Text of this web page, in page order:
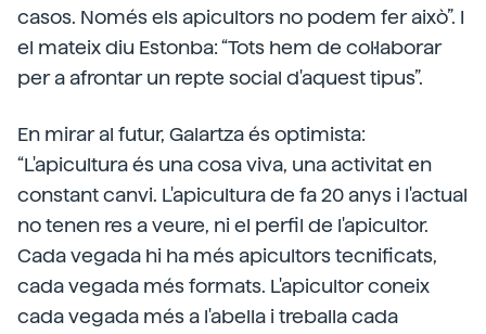
casos. Només els apicultors no podem fer això”. I
el mateix diu Estonba: “Tots hem de col·laborar
per a afrontar un repte social d'aquest tipus”.
En mirar al futur, Galartza és optimista:
“L'apicultura és una cosa viva, una activitat en
constant canvi. L'apicultura de fa 20 anys i l'actual
no tenen res a veure, ni el perfil de l'apicultor.
Cada vegada hi ha més apicultors tecnificats,
cada vegada més formats. L'apicultor coneix
cada vegada més a l'abella i treballa cada